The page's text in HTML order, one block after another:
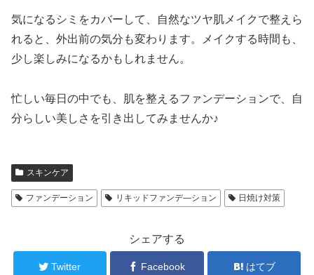
気になるシミをカバーして、自然なツヤ肌メイクで整えら
れると、外出前の気分も変わります。メイクする時間も、
少し楽しみになるかもしれません。
忙しい毎日の中でも、肌を整えるファンデーションで、自
分らしい美しさを引き出してみませんか♪
スキンケア
ファンデーション リキッドファンデ―ション 日焼け対策
シェアする
Twitter Facebook はてブ